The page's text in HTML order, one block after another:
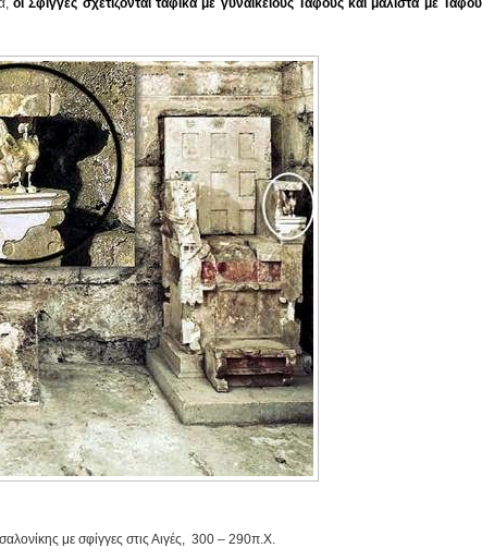
οι Σφίγγες σχετίζονται ταφικά με γυναικείους Τάφους και μάλιστα με
με σφίγγες στις Αιγές, 300 – 290π.Χ.